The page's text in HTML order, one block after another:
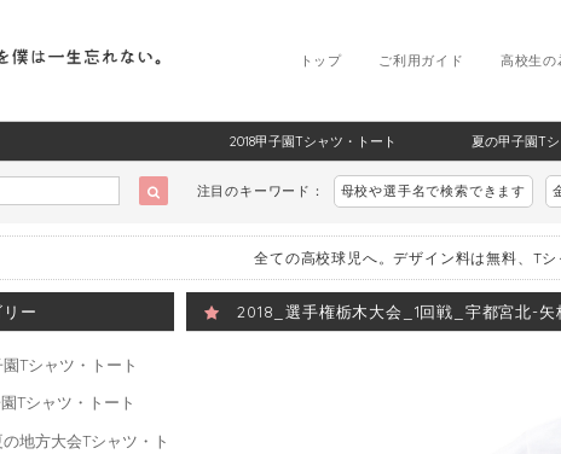
高校生の
ご利用ガイド
トップ
2018甲子園Tシャツ・トート 夏の甲子園T
注目のキーワード： 母校や選手名で検索できます
全ての高校球児へ。デザイン料は無料、T
ー
Tシャツ・トート
Tシャツ・トート
地方大会Tシャツ・ト
2018_選手権栃木大会_1回戦_宇都宮北-矢